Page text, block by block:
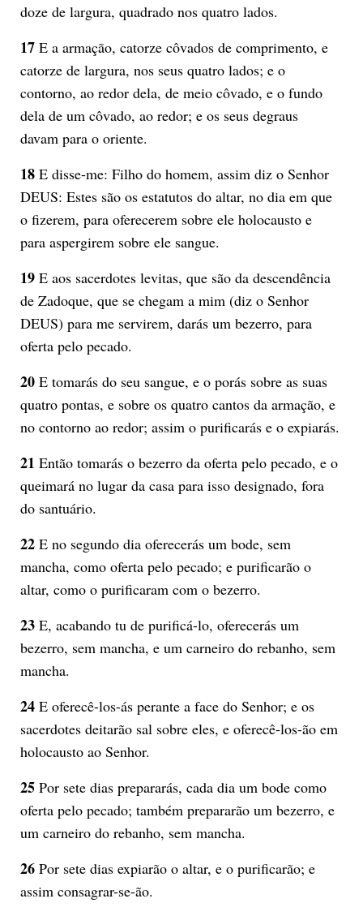
doze de largura, quadrado nos quatro lados.
17E a armação, catorze côvados de comprimento, e
catorze de largura, nos seus quatro lados; e o
contorno, ao redor dela, de meio côvado, e o fundo
dela de um côvado, ao redor; e os seus degraus
davam para o oriente.
18E disse-me: Filho do homem, assim diz o Senhor
DEUS: Estes são os estatutos do altar, no dia em que
o fizerem, para oferecerem sobre ele holocausto e
para aspergirem sobre ele sangue.
19E aos sacerdotes levitas, que são da descendência
de Zadoque, que se chegam a mim (diz o Senhor
DEUS) para me servirem, darás um bezerro, para
oferta pelo pecado.
20E tomarás do seu sangue, e o porás sobre as suas
quatro pontas, e sobre os quatro cantos da armação, e
no contorno ao redor; assim o purificarás e o expiarás.
21 Então tomarás o bezerro da oferta pelo pecado, e o
queimará no lugar da casa para isso designado, fora
do santuário.
22E no segundo dia oferecerás um bode, sem
mancha, como oferta pelo pecado; e purificarão o
altar, como o purificaram com o bezerro.
23E, acabando tu de purificá-lo, oferecerás um
bezerro, sem mancha, e um carneiro do rebanho, sem
mancha.
24E oferecê-los-ás perante a face do Senhor; e os
sacerdotes deitarão sal sobre eles, e oferecê-los-ão em
holocausto ao Senhor.
25Por sete dias prepararás, cada dia um bode como
oferta pelo pecado; também prepararão um bezerro, e
um carneiro do rebanho, sem mancha.
26Por sete dias expiarão o altar, e o purificarão; e
assim consagrar-se-ão.